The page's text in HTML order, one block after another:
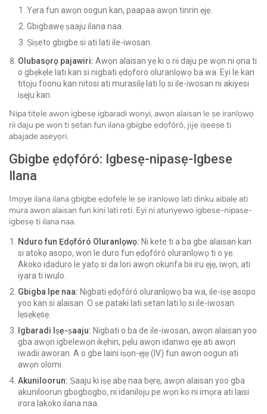
Yẹra fun awọn oogun kan, paapaa awọn tinrin ẹjẹ.
Gbigbawẹ ṣaaju ilana naa.
Ṣiṣeto gbigbe si ati lati ile-iwosan.
Olubasọrọ pajawiri: Awọn alaisan yẹ ki o rii daju pe wọn ni ọna ti
o gbẹkẹle lati kan si nigbati ẹdọforo oluranlọwọ ba wa. Eyi le kan
titọju foonu kan nitosi ati murasilẹ lati lọ si ile-iwosan ni akiyesi
iṣẹju kan.
Nipa titẹle awọn igbesẹ igbaradi wọnyi, awọn alaisan le ṣe iranlọwọ
rii daju pe wọn ti ṣetan fun ilana gbigbe ẹdọfóró, jijẹ iṣeeṣe ti
abajade aṣeyọri.
Gbigbe ẹdọfóró: Igbesẹ-nipasẹ-Igbese
Ilana
Imọye ilana ilana gbigbe ẹdọfẹlẹ le ṣe iranlọwọ lati dinku aibalẹ ati
mura awọn alaisan fun kini lati reti. Eyi ni atunyẹwo igbese-nipasẹ-
igbesẹ ti ilana naa.
Nduro fun Ẹdọfóró Oluranlọwọ: Ni kete ti a ba gbe alaisan kan
si atokọ asopo, wọn le duro fun ẹdọfóró oluranlọwọ ti o yẹ.
Akoko idaduro le yatọ si da lori awọn okunfa bii iru ẹjẹ, iwọn, ati
iyara ti iwulo.
Gbigba Ipe naa: Nigbati ẹdọfóró oluranlọwọ ba wa, ile-iṣẹ asopo
yoo kan si alaisan. O ṣe pataki lati ṣetan lati lọ si ile-iwosan
lẹsẹkẹsẹ.
Igbaradi Iṣẹ-ṣaaju: Nigbati o ba de ile-iwosan, awọn alaisan yoo
gba awọn igbelewọn ikẹhin, pẹlu awọn idanwo ẹjẹ ati awọn
iwadii aworan. A o gbe laini iṣọn-ẹjẹ (IV) fun awọn oogun ati
awọn olomi.
Akuniloorun: Ṣaaju ki iṣẹ abẹ naa bẹrẹ, awọn alaisan yoo gba
akuniloorun gbogbogbo, ni idaniloju pe wọn ko ni imọra ati laisi
irora lakoko ilana naa.